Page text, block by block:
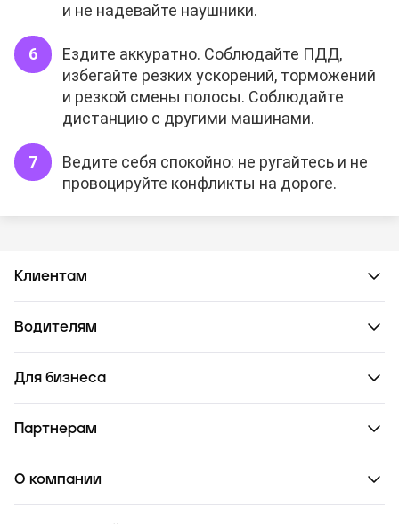
и не надевайте наушники.
Ездите аккуратно. Соблюдайте ПДД,
избегайте резких ускорений, торможений
и резкой смены полосы. Соблюдайте
дистанцию с другими машинами.
Ведите себя спокойно: не ругайтесь и не
провоцируйте конфликты на дороге.
Клиентам
Водителям
Для бизнеса
Партнерам
О компании